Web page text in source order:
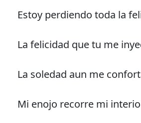
Estoy perdiendo toda la
La felicidad que tu me
La soledad aun me
Mi enojo recorre mi